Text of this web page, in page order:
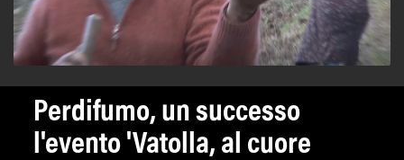
Perdifumo, un successo
l'evento 'Vatolla, al cuore